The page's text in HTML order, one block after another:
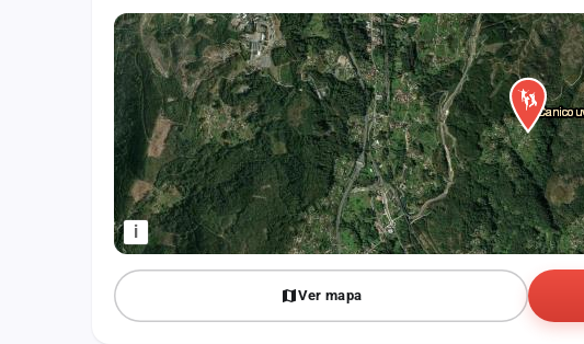
i
Ver mapa
Iniciar sesión
Crear cuenta